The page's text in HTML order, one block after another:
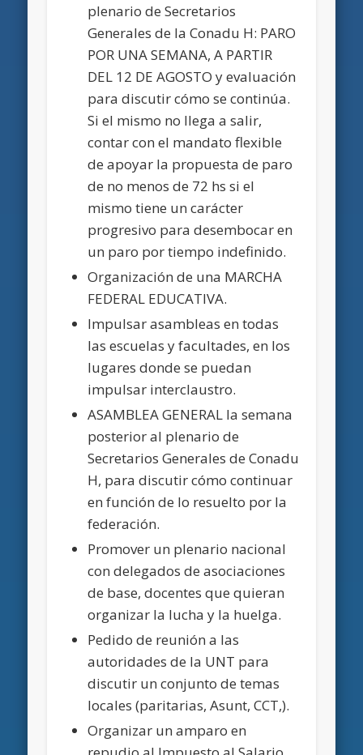
plenario de Secretarios
Generales de la Conadu H: PARO
POR UNA SEMANA, A PARTIR
DEL 12 DE AGOSTO y evaluación
para discutir cómo se continúa.
Si el mismo no llega a salir,
contar con el mandato flexible
de apoyar la propuesta de paro
de no menos de 72 hs si el
mismo tiene un carácter
progresivo para desembocar en
un paro por tiempo indefinido.
Organización de una MARCHA
FEDERAL EDUCATIVA.
Impulsar asambleas en todas
las escuelas y facultades, en los
lugares donde se puedan
impulsar interclaustro.
ASAMBLEA GENERAL la semana
posterior al plenario de
Secretarios Generales de Conadu
H, para discutir cómo continuar
en función de lo resuelto por la
federación.
Promover un plenario nacional
con delegados de asociaciones
de base, docentes que quieran
organizar la lucha y la huelga.
Pedido de reunión a las
autoridades de la UNT para
discutir un conjunto de temas
locales (paritarias, Asunt, CCT,).
Organizar un amparo en